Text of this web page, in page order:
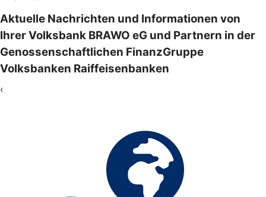
Aktuelle Nachrichten und Informationen von
Ihrer Volksbank BRAWO eG und Partnern in der
Genossenschaftlichen FinanzGruppe
Volksbanken Raiffeisenbanken
‹